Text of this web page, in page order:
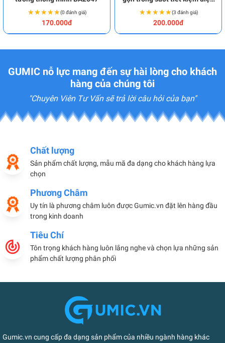
★★★★★
★★★★★(0 đánh giá)
170.000đ
tích BA2049
★★★★★
★★★★★(3 đánh giá)
200.000đ
GUMIC nỗ lực mang đến sự hài lòng cho khách
hàng của chúng tôi
"Chuyên Viên Tư Vấn sẽ trả lời câu hỏi của bạn"
Chất lượng
Sản phẩm chất lượng, mẫu mã đa dạng cho khách hàng lựa
chọn
Phương Châm
Uy tín là phương châm luôn được Gumic.vn đặt lên hàng đầu
trong kinh doanh
Tiêu Chí
Tôn trọng khách hàng luôn lắng nghe và chọn lựa những sản
phẩm chất lượng phân phối
Gumic.vn cung cấp đa dạng sản phẩm của nhiều ngành hàng khác